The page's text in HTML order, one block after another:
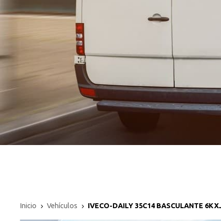
Inicio Vehículos IVECO-DAILY 35C14 BASCULANTE